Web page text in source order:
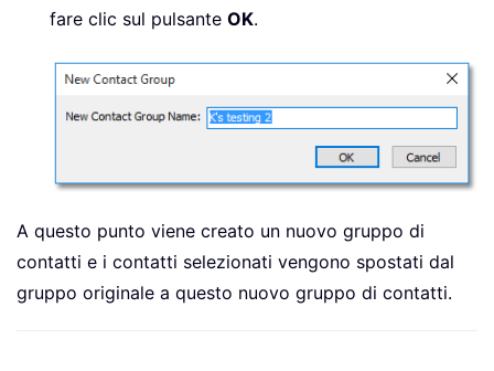
fare clic sul pulsante OK.
A questo punto viene creato un nuovo gruppo di
contatti e i contatti selezionati vengono spostati dal
gruppo originale a questo nuovo gruppo di contatti.